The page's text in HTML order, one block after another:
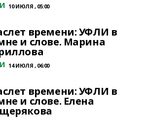
10 ИЮЛЯ , 05:00
времени: УФЛИ в
и слове. Марина
14 ИЮЛЯ , 06:00
времени: УФЛИ в
и слове. Елена